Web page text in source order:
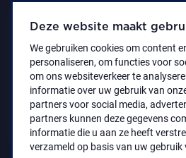
Deze website maakt
We gebruiken cookies om content
personaliseren, om functies voor
om ons websiteverkeer te
informatie over uw gebruik van
partners voor social media,
partners kunnen deze gegevens
informatie die u aan ze heeft
verzameld op basis van uw gebruik
Privacyverklaring
© 2021 Koninklijk Museum voor